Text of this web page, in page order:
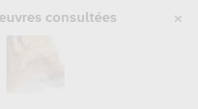
consultées